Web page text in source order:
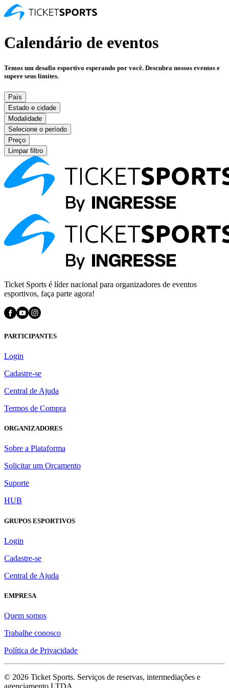
Calendário de eventos
Temos um desafio esportivo esperando por você. Descubra nossos eventos e
supere seus limites.
País
Estado e cidade
Modalidade
Selecione o período
Preço
Limpar filtro
Ticket Sports é líder nacional para organizadores de eventos
esportivos, faça parte agora!
PARTICIPANTES
Login
Cadastre-se
Central de Ajuda
Termos de Compra
ORGANIZADORES
Sobre a Plataforma
Solicitar um Orçamento
Suporte
HUB
GRUPOS ESPORTIVOS
Login
Cadastre-se
Central de Ajuda
EMPRESA
Quem somos
Trabalhe conosco
Política de Privacidade
© 2026 Ticket Sports. Serviços de reservas, intermediações e